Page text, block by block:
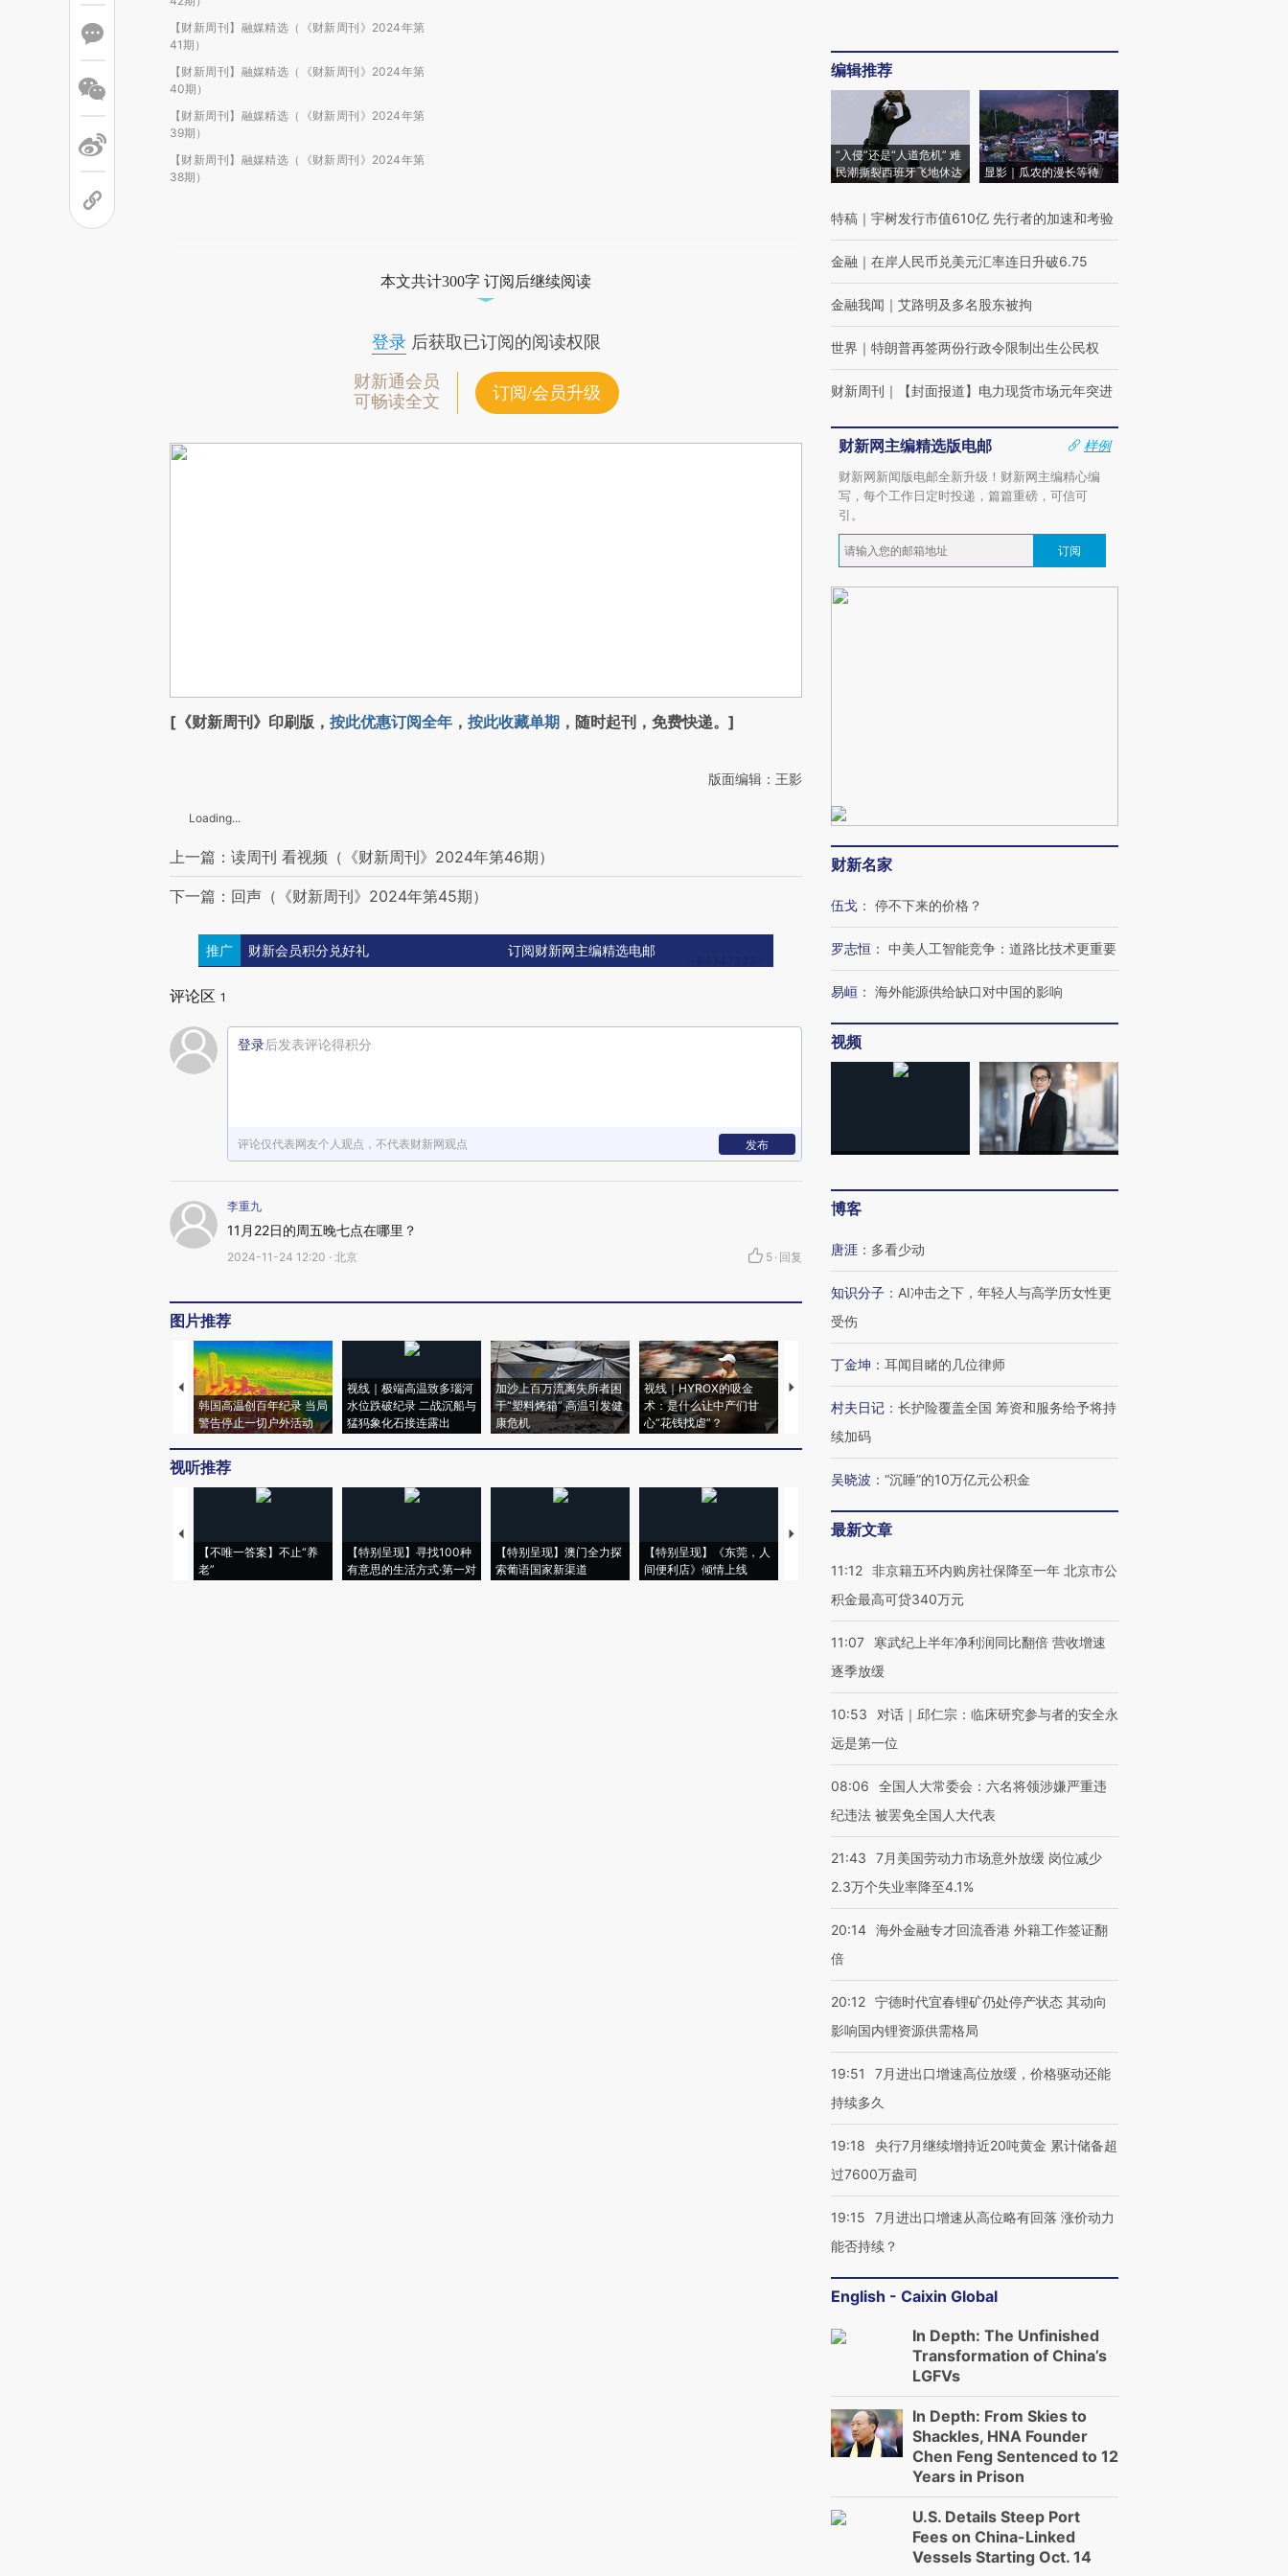
【财新周刊】融媒精选（《财新周刊》2024年第
41期）
【财新周刊】融媒精选（《财新周刊》2024年第
40期）
【财新周刊】融媒精选（《财新周刊》2024年第
39期）
【财新周刊】融媒精选（《财新周刊》2024年第
38期）
本文共计300字 订阅后继续阅读
登录后获取已订阅的阅读权限
财新通会员
可畅读全文
订阅/会员升级
[《财新周刊》印刷版， 按此优惠订阅全年 ， 按此收藏单期 ，随时起刊，免费快递。]
版面编辑：王影
Loading...
上一篇：读周刊 看视频（《财新周刊》2024年第46期）
下一篇：回声（《财新周刊》2024年第45期）
推广 财新会员积分兑好礼 订阅财新网主编精选电邮
评论区 1
登录后发表评论得积分
评论仅代表网友个人观点，不代表财新网观点 发布
李重九
11月22日的周五晚七点在哪里？
2024-11-24 12:20 · 北京 5 · 回复
图片推荐
韩国高温创百年纪录 当局
警告停止一切户外活动
视线｜极端高温致多瑙河
水位跌破纪录 二战沉船与
猛犸象化石接连露出
加沙上百万流离失所者困
于“塑料烤箱” 高温引发健
康危机
视线｜HYROX的吸金
术：是什么让中产们甘
心“花钱找虐”？
马航飞行员跨国走私7万
粒摇头丸 尿检体内含3种
视线｜被称为“蟑螂”的印
度Z世代 用街头抗争将教
视线｜“入侵”还是“人道危
机”？难民潮撕裂西班牙
视听推荐
【不唯一答案】不止“养
老”
【特别呈现】寻找100种
有意思的生活方式·第一对
【特别呈现】澳门全力探
索葡语国家新渠道
【特别呈现】《东莞，人
间便利店》倾情上线
【推广】走进第四届链博
有意思的生活方式·第三对
住三大增长引擎是什么？
编辑推荐
“入侵”还是“人道危机” 难
民潮撕裂西班牙飞地休达
显影｜瓜农的漫长等待
特稿 ｜ 宇树发行市值610亿 先行者的加速和考验
金融 ｜ 在岸人民币兑美元汇率连日升破6.75
金融我闻 ｜ 艾路明及多名股东被拘
世界 ｜ 特朗普再签两份行政令限制出生公民权
财新周刊 ｜ 【封面报道】电力现货市场元年突进
财新网主编精选版电邮
样例
财新网新闻版电邮全新升级！财新网主编精心编
写，每个工作日定时投递，篇篇重磅，可信可
引。
订阅
财新名家
伍戈 ： 停不下来的价格？
罗志恒 ： 中美人工智能竞争：道路比技术更重要
易峘 ： 海外能源供给缺口对中国的影响
视频
博客
唐涯 ： 多看少动
知识分子 ： AI冲击之下，年轻人与高学历女性更
受伤
丁金坤 ： 耳闻目睹的几位律师
村夫日记 ： 长护险覆盖全国 筹资和服务给予将持
续加码
吴晓波 ： “沉睡”的10万亿元公积金
最新文章
11:12 非京籍五环内购房社保降至一年 北京市公
积金最高可贷340万元
11:07
寒武纪上半年净利润同比翻倍 营收增速
逐季放缓
10:53
对话｜邱仁宗：临床研究参与者的安全永
远是第一位
08:06
全国人大常委会：六名将领涉嫌严重违
纪违法 被罢免全国人大代表
21:43
7月美国劳动力市场意外放缓 岗位减少
2.3万个失业率降至4.1%
20:14 海外金融专才回流香港 外籍工作签证翻
倍
20:12 宁德时代宜春锂矿仍处停产状态 其动向
影响国内锂资源供需格局
19:51
7月进出口增速高位放缓，价格驱动还能
持续多久
19:18
央行7月继续增持近20吨黄金 累计储备超
过7600万盎司
19:15
7月进出口增速从高位略有回落 涨价动力
能否持续？
English - Caixin Global
In Depth: The Unfinished
Transformation of China’s
LGFVs
In Depth: From Skies to
Shackles, HNA Founder
Chen Feng Sentenced to 12
Years in Prison
U.S. Details Steep Port
Fees on China-Linked
Vessels Starting Oct. 14